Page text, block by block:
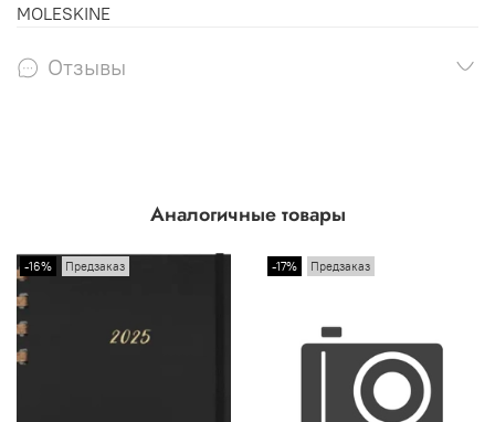
MOLESKINE
Отзывы
Аналогичные товары
-16% Предзаказ -17% Предзаказ